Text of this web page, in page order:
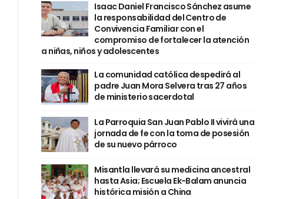
Isaac Daniel Francisco Sánchez asume
la responsabilidad del Centro de
Convivencia Familiar con el
compromiso de fortalecer la atención
a niñas, niños y adolescentes
La comunidad católica despedirá al
padre Juan Mora Selvera tras 27 años
de ministerio sacerdotal
La Parroquia San Juan Pablo II vivirá una
jornada de fe con la toma de posesión
de su nuevo párroco
Misantla llevará su medicina ancestral
hasta Asia; Escuela Ek-Balam anuncia
histórica misión a China